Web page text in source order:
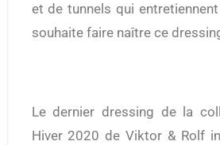
et de tunnels qui
souhaite faire naître ce
Le dernier dressing de la collection Automne-
Hiver 2020 de Viktor & Rolf